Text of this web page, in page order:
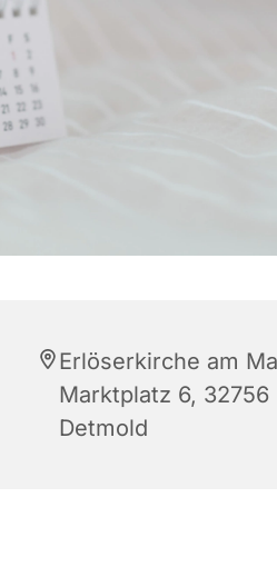
Erlöserkirche am
Marktplatz 6, 32756
Detmold